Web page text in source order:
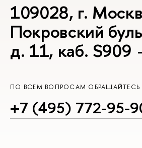
109028, г.
Покровский
д. 11, каб. S909
ПО ВСЕМ ВОПРОСАМ
+7 (495) 772-95-